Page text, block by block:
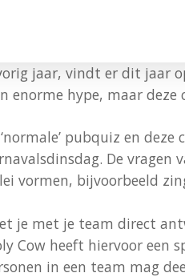
jaar, vindt er dit jaar
enorme hype, maar
pubquiz en
De
vormen, bijvoorbeeld
je met je team direct
Cow heeft hiervoor een
in een team mag